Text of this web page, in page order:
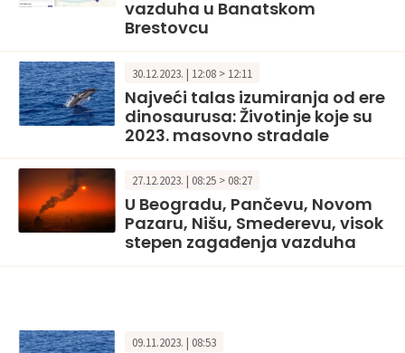
vazduha u Banatskom
Brestovcu
30.12.2023. | 12:08 > 12:11
Najveći talas izumiranja od ere
dinosaurusa: Životinje koje su
2023. masovno stradale
27.12.2023. | 08:25 > 08:27
U Beogradu, Pančevu, Novom
Pazaru, Nišu, Smederevu, visok
stepen zagađenja vazduha
09.11.2023. | 08:53